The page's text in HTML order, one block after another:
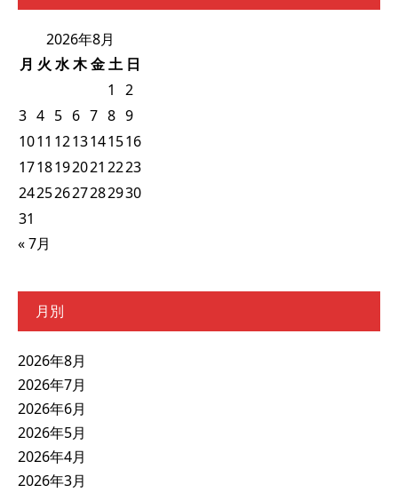
2026年8月
月 火 水木金土 日
1
2
3 4 5 6 7 8 9
1011 1213141516
1718192021 2223
24252627282930
31
« 7月
月別
2026年8月
2026年7月
2026年6月
2026年5月
2026年4月
2026年3月